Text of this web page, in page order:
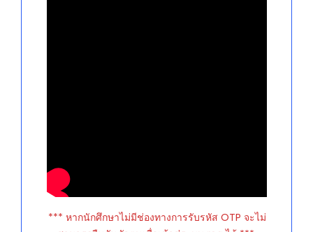
*** หากนักศึกษาไม่มีช่องทางการรับรหัส OTP จะไม่